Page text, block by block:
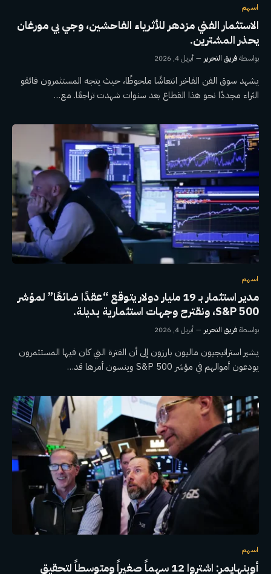
اسهم
الاستثمار الفني مزدهر للأثرياء الفاحشين، وجي بي مورغان
يحذر المشترين.
بواسطةفريق التحرير أبريل 4, 2026
يشهد سوق الفن الفاخر انتعاشًا ملحوظًا، حيث يتجه المستثمرون فائقو
الثراء مجددًا نحو هذا القطاع بعد سنوات شهدت تراجعًا. مع…
اسهم
مدير استثمار بـ 19 مليار دولار يتوقع “عقدًا ضائعًا” لمؤشر
S&P 500، ونقترح وجهات استثمارية بديلة.
بواسطةفريق التحرير أبريل 4, 2026
يشير استراتيجيون ماليون بارزون إلى أن الفترة التي كان فيها المستثمرون
يودعون أموالهم في مؤشر S&P 500 وينسون أمرها قد…
اسهم
أوبنهايمر: اشتروا 12 سهماً صغيراً ومتوسطاً لتحقيق